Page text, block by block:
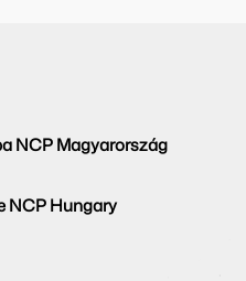
NCP Magyarország
NCP Hungary